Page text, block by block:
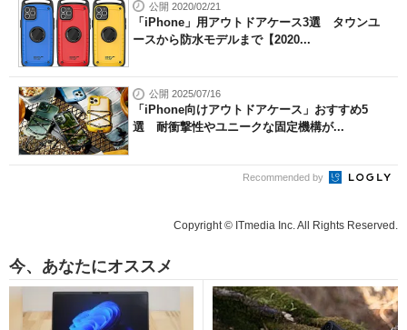
公開 2020/02/21
「iPhone」用アウトドアケース3選 タウンユ
ースから防水モデルまで【2020...
公開 2025/07/16
「iPhone向けアウトドアケース」おすすめ5
選 耐衝撃性やユニークな固定機構が...
Recommended by
Copyright © ITmedia Inc. All Rights Reserved.
今、あなたにオススメ